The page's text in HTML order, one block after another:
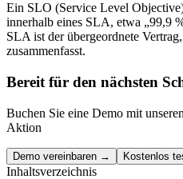
Ein SLO (Service Level
innerhalb eines SLA, etwa „99,9
SLA ist der übergeordnete
zusammenfasst.
Bereit für den nächsten
Buchen Sie eine Demo mit
Aktion
Demo vereinbaren → Kostenlos
Inhaltsverzeichnis